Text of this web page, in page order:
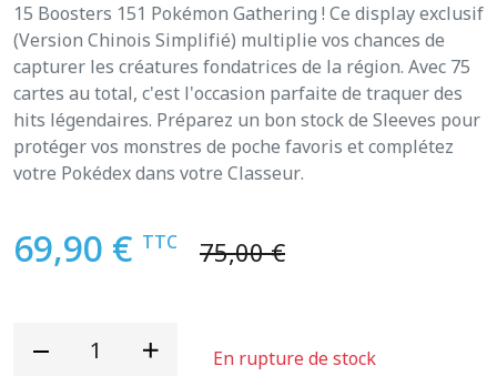
15 Boosters 151 Pokémon Gathering ! Ce display exclusif
(Version Chinois Simplifié) multiplie vos chances de
capturer les créatures fondatrices de la région. Avec 75
cartes au total, c'est l'occasion parfaite de traquer des
hits légendaires. Préparez un bon stock de Sleeves pour
protéger vos monstres de poche favoris et complétez
votre Pokédex dans votre Classeur.
69,90 € TTC 75,00 €
En rupture de stock